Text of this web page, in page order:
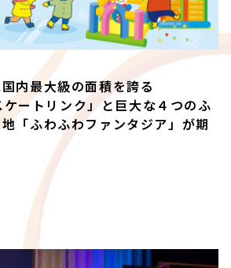
内最大級の面積を誇る
ケートリンク」と巨大な４つのふ
「ふわふわファンタジア」が期